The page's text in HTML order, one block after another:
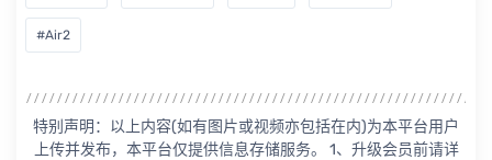
#Air2
特别声明：以上内容(如有图片或视频亦包括在内)为本平台用户
上传并发布，本平台仅提供信息存储服务。 1、升级会员前请详